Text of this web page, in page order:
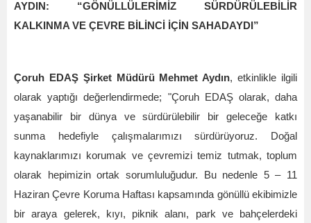
AYDIN: “GÖNÜLLÜLERİMİZ SÜRDÜRÜLEBİLİR
KALKINMA VE ÇEVRE BİLİNCİ İÇİN SAHADAYDI”
Çoruh EDAŞ Şirket Müdürü Mehmet Aydın, etkinlikle ilgili
olarak yaptığı değerlendirmede; "Çoruh EDAŞ olarak, daha
yaşanabilir bir dünya ve sürdürülebilir bir geleceğe katkı
sunma hedefiyle çalışmalarımızı sürdürüyoruz. Doğal
kaynaklarımızı korumak ve çevremizi temiz tutmak, toplum
olarak hepimizin ortak sorumluluğudur. Bu nedenle 5 – 11
Haziran Çevre Koruma Haftası kapsamında gönüllü ekibimizle
bir araya gelerek, kıyı, piknik alanı, park ve bahçelerdeki